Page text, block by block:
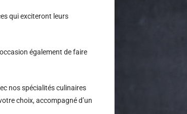
qui exciteront leurs
également de faire
nos spécialités culinaires
choix, accompagné d’un